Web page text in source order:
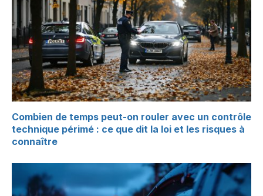
Combien de temps peut-on rouler avec un contrôle
technique périmé : ce que dit la loi et les risques à
connaître